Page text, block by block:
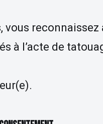
vous
à l’acte de